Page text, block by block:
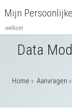
Mijn
welkom
Data
Home » Aanvragen »